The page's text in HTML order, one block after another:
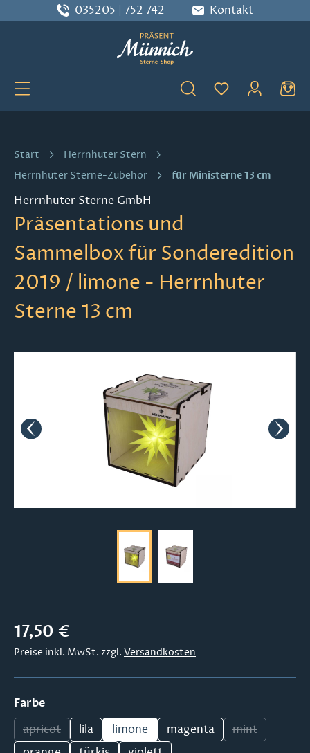
Zum Hauptinhalt springen
035205 | 752 742 Kontakt
Du hast 0
Start
Herrnhuter Stern
Herrnhuter Sterne-Zubehör
für Ministerne 13 cm
Herrnhuter Sterne GmbH
Präsentations und
Sammelbox für Sonderedition
2019 / limone - Herrnhuter
Sterne 13 cm
Regulärer Preis:
17,50 €
Preise inkl. MwSt. zzgl. Versandkosten
Farbeauswählen
apricot
(Diese Option ist zurzeit nicht verfügbar.)
lila limone magenta mint
(Diese